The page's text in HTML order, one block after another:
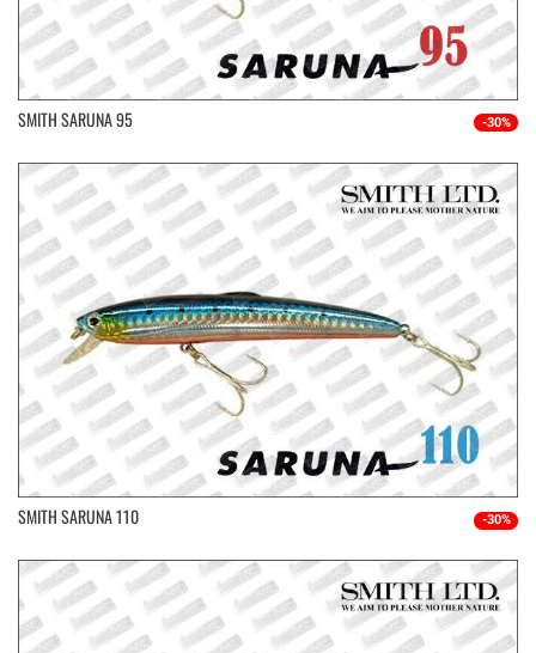
SMITH SARUNA 95 -30%
SMITH SARUNA 110 -30%